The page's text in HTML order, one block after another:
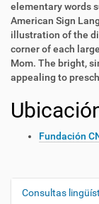
elementary words
American Sign
illustration of the
corner of each
Mom. The bright,
appealing to
Fundación
N
Consultas